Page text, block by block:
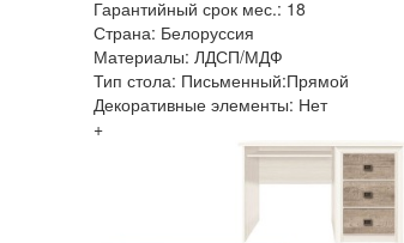
Гарантийный срок мес.: 18
Страна: Белоруссия
Материалы: ЛДСП/МДФ
Тип стола: Письменный:Прямой
Декоративные элементы: Нет
+